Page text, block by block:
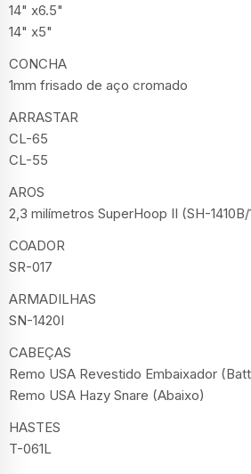
14" x6.5"
14" x5"
CONCHA
1mm frisado de aço cromado
ARRASTAR
CL-65
CL-55
AROS
2,3 milímetros SuperHoop II (SH-1410B/
COADOR
SR-017
ARMADILHAS
SN-1420I
CABEÇAS
Remo USA Revestido Embaixador
Remo USA Hazy Snare (Abaixo)
HASTES
T-061L